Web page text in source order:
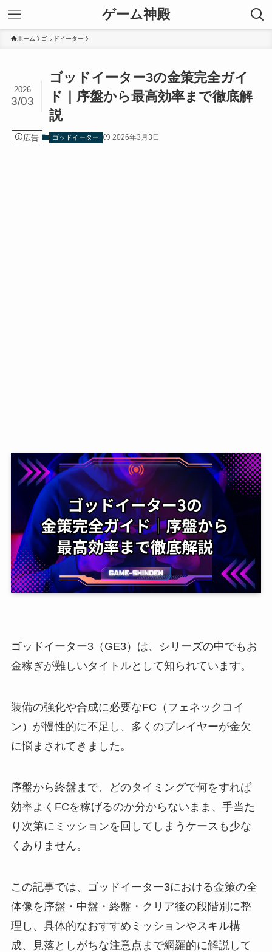
ゲーム神殿
ホーム ゴッドイーター
ゴッドイーター3の金策完全ガイ
ド｜序盤から最高効率まで徹底解
説
2026
3/03
広告 ゴッドイーター 2026年3月3日
ゴッドイーター3（GE3）は、シリーズの中でもお
金稼ぎが難しいタイトルとして知られています。
装備の強化や合成に必要なFC（フェネックコイ
ン）が慢性的に不足し、多くのプレイヤーが金欠
に悩まされてきました。
序盤から終盤まで、どのタイミングで何をすれば
効率よくFCを稼げるのか分からないまま、手当た
り次第にミッションを回してしまうケースも少な
くありません。
この記事では、ゴッドイーター3における金策の全
体像を序盤・中盤・終盤・クリア後の段階別に整
理し、具体的なおすすめミッションやスキル構
成、見落としがちな注意点まで網羅的に解説して